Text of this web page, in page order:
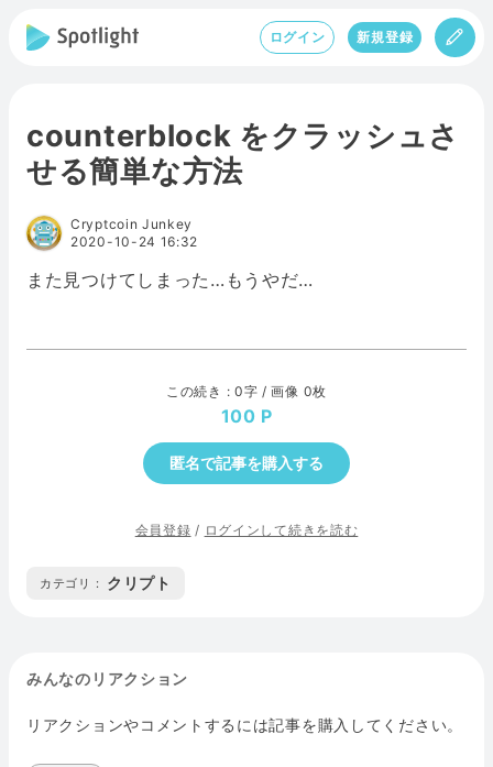
ログイン 新規登録
counterblock をクラッシュさ
せる簡単な方法
Cryptcoin Junkey
2020-10-24 16:32
また見つけてしまった…もうやだ…
この続き : 0字 / 画像 0枚
100
匿名で記事を購入する
会員登録 / ログインして続きを読む
カテゴリ : クリプト
みんなのリアクション
リアクションやコメントするには記事を購入してください。